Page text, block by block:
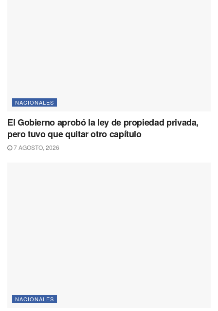
NACIONALES
El Gobierno aprobó la ley de propiedad privada,
pero tuvo que quitar otro capítulo
7 AGOSTO, 2026
NACIONALES